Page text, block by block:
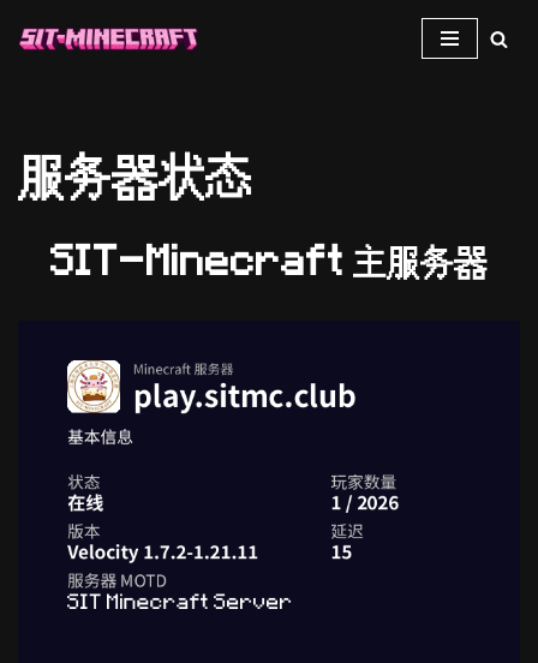
文
服务器状态
SIT-Minecraft 主服务器